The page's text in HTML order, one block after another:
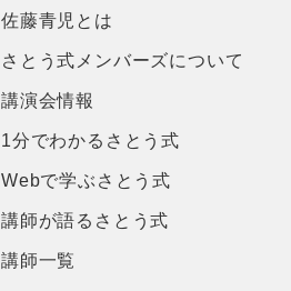
佐藤青児とは
さとう式メンバーズについて
講演会情報
1分でわかるさとう式
Webで学ぶさとう式
講師が語るさとう式
講師一覧